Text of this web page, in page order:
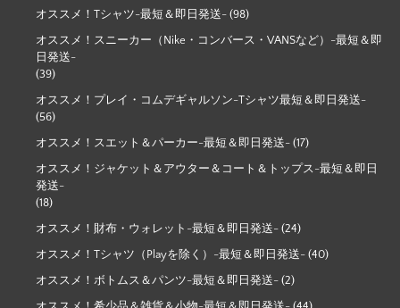
オススメ！Tシャツ-最短＆即日発送- (98)
オススメ！スニーカー（Nike・コンバース・VANSなど）-最短＆即
日発送-
(39)
オススメ！プレイ・コムデギャルソン-Tシャツ最短＆即日発送-
(56)
オススメ！スエット＆パーカー-最短＆即日発送- (17)
オススメ！ジャケット＆アウター＆コート＆トップス-最短＆即日
発送-
(18)
オススメ！財布・ウォレット-最短＆即日発送- (24)
オススメ！Tシャツ（Playを除く）-最短＆即日発送- (40)
オススメ！ボトムス＆パンツ-最短＆即日発送- (2)